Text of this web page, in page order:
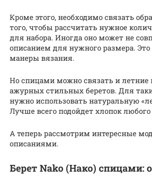
Кроме этого, необходимо связать
того, чтобы рассчитать нужное
для набора. Иногда оно может не
описанием для нужного размера. Это
манеры вязания.
Но спицами можно связать и летние
ажурных стильных беретов. Для
нужно использовать натуральную
Лучше всего подойдет хлопок
А теперь рассмотрим интересные
описаниями.
Берет Nako (Нако) спицами: